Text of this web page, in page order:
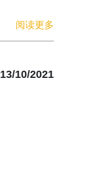
阅读更多
13/10/2021